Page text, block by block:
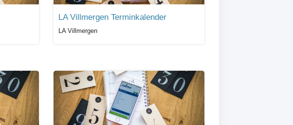
LA Villmergen Terminkalender
LA Villmergen